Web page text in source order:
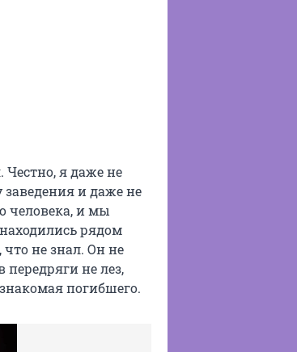
Честно, я даже не
и даже не
человека, и мы
рядом
не знал. Он не
не лез,
погибшего.